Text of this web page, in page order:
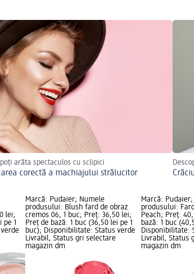
arăta spectaculos cu sclipici
corectă a machiajului strălucitor
lei;
pe 1
Marcă: Pudaier; Numele
produsului: Blush fard de obraz
cremos 06, 1 buc; Preț: 36,50 lei;
Preț de bază: 1 buc (36,50 lei pe 1
buc); Disponibilitate: Status verde
Livrabil, Status gri selectare
magazin dm
Marcă:
produsului:
Peach; Preț:
bază: 1 buc
Disponibilitate:
Livrabil, Status
magazin dm